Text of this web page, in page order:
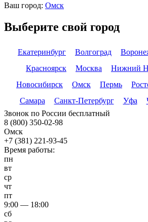
Ваш город: Омск
Выберите свой город
Екатеринбург Волгоград
Красноярск
Москва
Нижний
Новосибирск
Омск Пермь
Самара
Санкт-Петербург Уфа
Звонок по России бесплатный
8 (800) 350-02-98
Омск
+7 (381) 221-93-45
Время работы:
пн
вт
ср
чт
пт
9:00 — 18:00
сб